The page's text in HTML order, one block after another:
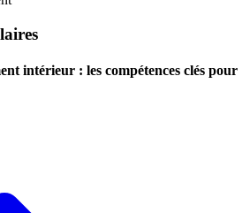
intérieur : les compétences clés pour